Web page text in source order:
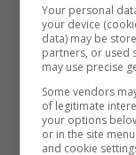
Conosciuto
raccontato
Your personal
your device
data) may be
partners, or used
may use precise
Some vendors
of legitimate
your options
or in the site
and cookie